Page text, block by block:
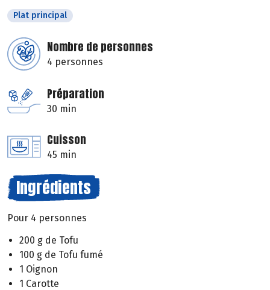
Plat principal
Nombre de personnes
4 personnes
Préparation
30 min
Cuisson
45 min
Ingrédients
Pour 4 personnes
200 g de Tofu
100 g de Tofu fumé
1 Oignon
1 Carotte